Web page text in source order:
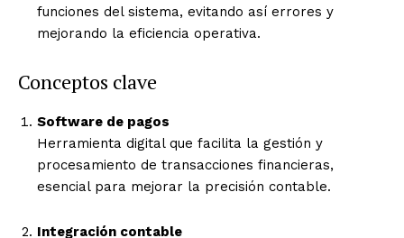
funciones del sistema, evitando así errores y
mejorando la eficiencia operativa.
Conceptos clave
Software de pagos
Herramienta digital que facilita la gestión y
procesamiento de transacciones financieras,
esencial para mejorar la precisión contable.
Integración contable